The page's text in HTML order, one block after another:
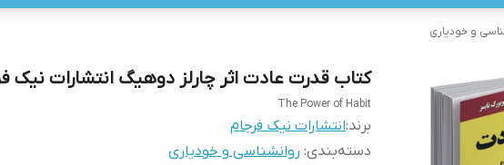
و خودیاری
کتاب قدرت عادت اثر چارلز دوهیگ انتشارات نیک
The Power of Habit
برند:انتشارات نیک فرجام
دسته‌بندی: روانشناسی و خودیاری